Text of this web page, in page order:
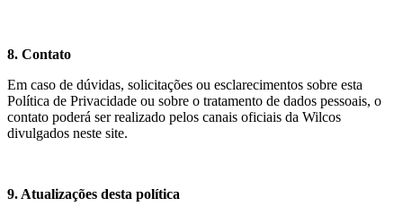
8. Contato
Em caso de dúvidas, solicitações ou esclarecimentos sobre esta
Política de Privacidade ou sobre o tratamento de dados pessoais, o
contato poderá ser realizado pelos canais oficiais da Wilcos
divulgados neste site.
9. Atualizações desta política